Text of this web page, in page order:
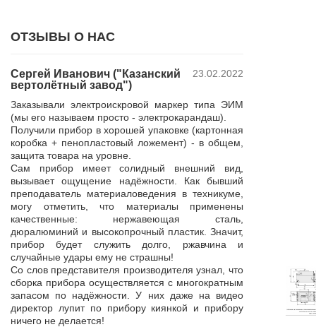
ОТЗЫВЫ О НАС
Сергей Иванович ("Казанский
вертолётный завод")
23.02.2022
Заказывали электроискровой маркер типа ЭИМ
(мы его называем просто - электрокарандаш).
Получили прибор в хорошей упаковке (картонная
коробка + пенопластовый ложемент) - в общем,
защита товара на уровне.
Сам прибор имеет солидный внешний вид,
вызывает ощущение надёжности. Как бывший
преподаватель материаловедения в техникуме,
могу отметить, что материалы применены
качественные: нержавеющая сталь,
дюралюминий и высокопрочный пластик. Значит,
прибор будет служить долго, ржавчина и
случайные удары ему не страшны!
Со слов представителя производителя узнал, что
сборка прибора осуществляется с многократным
запасом по надёжности. У них даже на видео
директор лупит по прибору киянкой и прибору
ничего не делается!
Владимир
Компания
110 кВ для
Продукция
Наоборот,
качества,
На
впервые
Приятно
поставщиком!